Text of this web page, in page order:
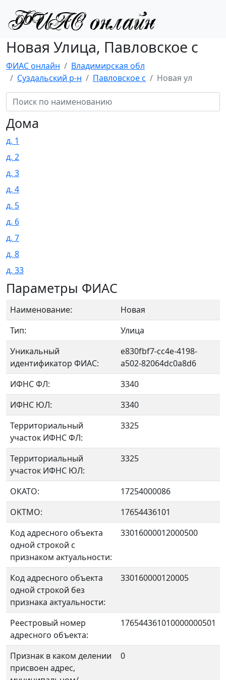
Новая Улица, Павловское с
ФИАС онлайн
Владимирская обл
Суздальский р-н
Павловское с Новая ул
Дома
д. 1
д. 2
д. 3
д. 4
д. 5
д. 6
д. 7
д. 8
д. 33
Параметры ФИАС
Наименование:
Новая
Тип:
Улица
Уникальный
идентификатор ФИАС:
e830fbf7-cc4e-4198-
a502-82064dc0a8d6
ИФНС ФЛ:
3340
ИФНС ЮЛ:
3340
Территориальный
участок ИФНС ФЛ:
3325
Территориальный
участок ИФНС ЮЛ:
3325
ОКАТО:
17254000086
OKTMO:
17654436101
Код адресного объекта
одной строкой с
признаком актуальности:
33016000012000500
Код адресного объекта
одной строкой без
признака актуальности:
330160000120005
Реестровый номер
адресного объекта:
176544361010000000501
Признак в каком делении
присвоен адрес,
0